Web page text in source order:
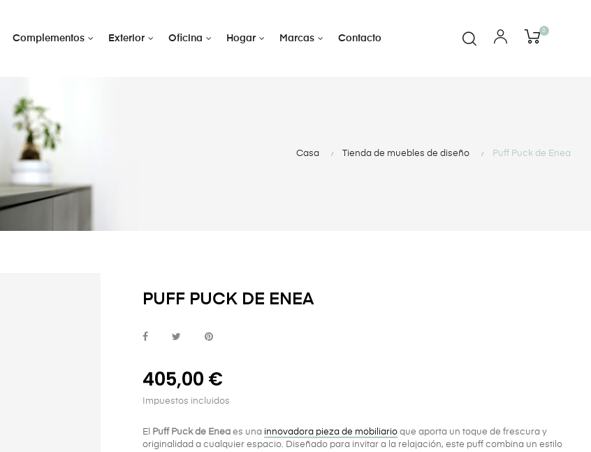
Complementos Exterior Oficina Hogar Marcas Contacto
0
Casa Tienda de muebles de diseño Puff Puck de Enea
PUFF PUCK DE ENEA
405,00 €
Impuestos incluidos
El Puff Puck de Enea es una innovadora pieza de mobiliario que aporta un toque de frescura y
originalidad a cualquier espacio. Diseñado para invitar a la relajación, este puff combina un estilo